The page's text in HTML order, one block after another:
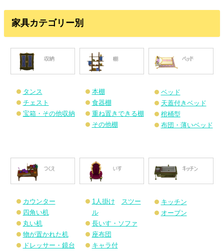
tt
er
e
m
bl
r
st
d
o
n
er
st
家具カテゴリー別
タンス
チェスト
宝箱・その他収納
本棚
食器棚
重ね置きできる棚
その他棚
ベッド
天蓋付きベッド
棺桶型
布団・薄いベッド
カウンター
四角い机
丸い机
物が置かれた机
ドレッサー・鏡台
1人掛け
スツー
ル
長いす・ソファ
座布団
キャラ付
キッチン
オーブン